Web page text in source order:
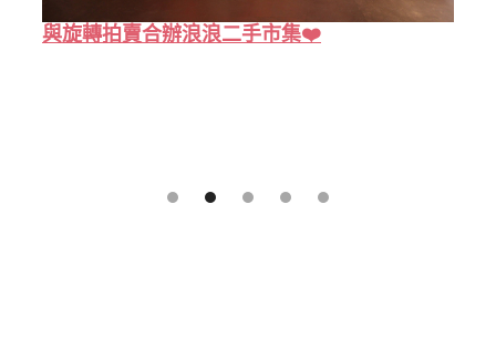
與旋轉拍賣合辦浪浪二手市集❤️